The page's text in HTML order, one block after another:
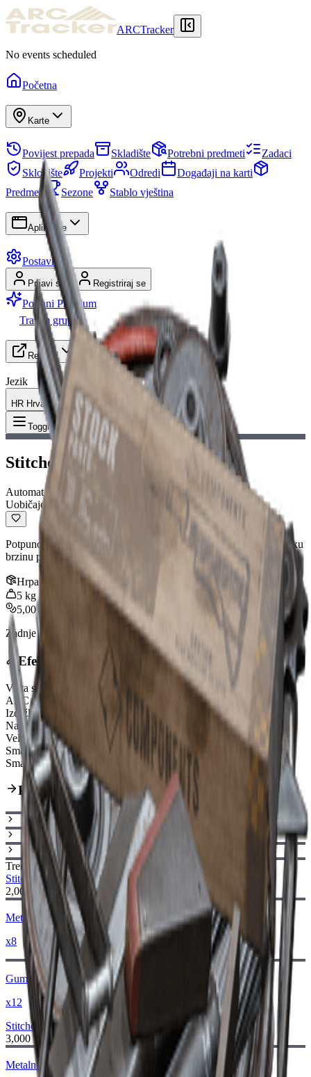
ARCTracker
No events scheduled
Početna
Karte
Povijest prepada Skladište Potrebni predmeti
Zadaci
Sklonište
Projekti Odredi
Događaji na karti
Predmeti
Sezone Stablo vještina
Aplikacije
Postavke
Prijavi se Registriraj se
Postani Premium
Tražim grupu
Resursi
Jezik
HR Hrvatski
Toggle Menu :Stitcher IV
Stitcher IV
Automat
Uobičajeno
Potpuno automatski SMG. Zadaje dobru štetu, ali ima prilično nisku
brzinu paljbe i može biti teško kontrolirati.
Hrpa
5 kg
5,000
Zadnje ažuriranje
Feb 24, 2026
Efekti
Vrsta streljiva
Light Ammo
ARC probijanje oklopa
Very Weak
Izdržljivost
Način pucanja
Fully-Automatic
Veličina spremnika
Smanjen horizontalni trzaj
50%
Smanjeno vrijeme punjenja
40%
Put nadogradnje
Trenutna
Stitcher I
Stitcher II
2,000
Metalni Dijelovi
x8
Gumeni Dijelovi
x12
Stitcher II
Stitcher III
3,000
Metalni Dijelovi